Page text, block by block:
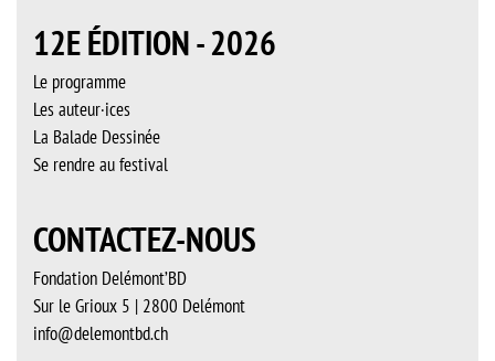
12E ÉDITION - 2026
Le programme
Les auteur·ices
La Balade Dessinée
Se rendre au festival
CONTACTEZ-NOUS
Fondation Delémont’BD
Sur le Grioux 5 | 2800 Delémont
info@delemontbd.ch